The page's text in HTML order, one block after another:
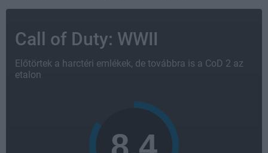
Call of Duty: WWII
Előtörtek a harctéri emlékek, de továbbra is a CoD 2 az
etalon